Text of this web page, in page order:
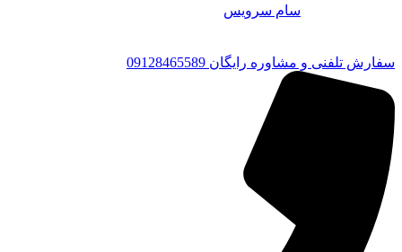
سام سرویس
سفارش تلفنی و مشاوره رایگان 09128465589